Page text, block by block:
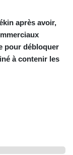
après avoir,
pour débloquer
à contenir les